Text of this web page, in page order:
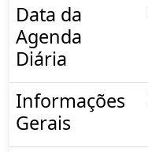
Data da
Agenda
Diária
Informações
Gerais